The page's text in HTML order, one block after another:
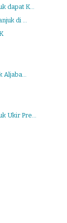
dapat K...
di ...
Aljaba...
Ukir Pre...